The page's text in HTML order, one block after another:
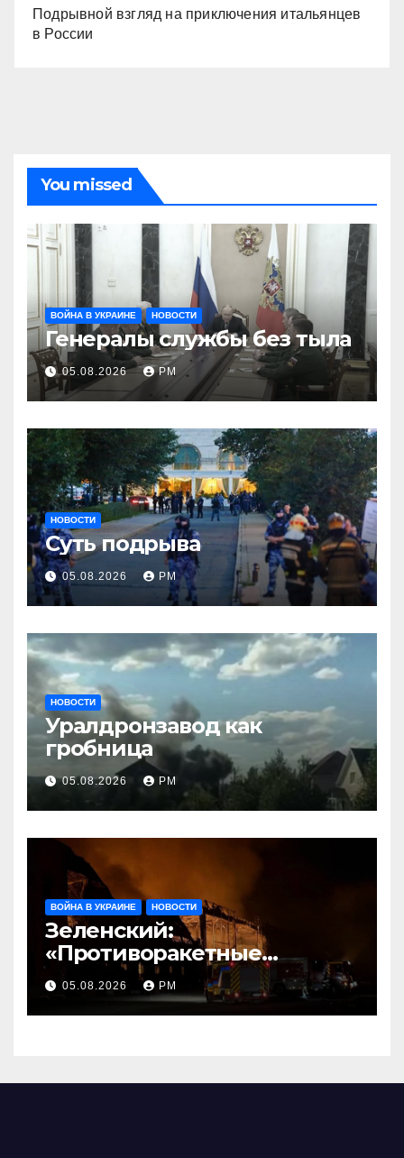
Подрывной взгляд на приключения итальянцев
в России
You missed
ВОЙНА В УКРАИНЕ НОВОСТИ
Генералы службы без тыла
05.08.2026 РМ
НОВОСТИ
Суть подрыва
05.08.2026 РМ
НОВОСТИ
Уралдронзавод как
гробница
05.08.2026 РМ
ВОЙНА В УКРАИНЕ НОВОСТИ
Зеленский:
«Противоракетные
средства могли бы спасти
погибших сегодня»
05.08.2026 РМ